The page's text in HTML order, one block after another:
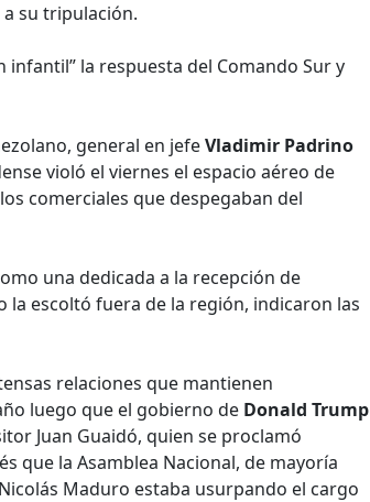
su tripulación.
infantil” la respuesta del Comando Sur y
general en jefeVladimir Padrino
violó el viernes el espacio aéreo de
comerciales que despegaban del
una dedicada a la recepción de
la escoltó fuera de la región, indicaron las
relaciones que mantienen
luego que el gobierno de Donald Trump
Juan Guaidó, quien se proclamó
que la Asamblea Nacional, de mayoría
Maduro estaba usurpando el cargo